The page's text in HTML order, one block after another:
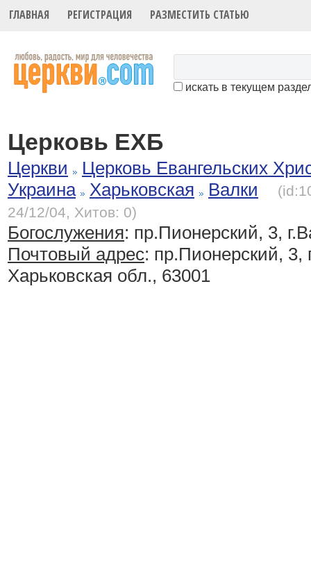
ГЛАВНАЯ РЕГИСТРАЦИЯ РАЗМЕСТИТЬ СТАТЬЮ
искать в текущем
Церковь ЕХБ
Церкви
Церковь Евангельских
Украина
Харьковская Валки
24/12/04, Хитов: 0)
Богослужения: пр.Пионерский, 3,
Почтовый адрес: пр.Пионерский, 3,
Харьковская обл., 63001